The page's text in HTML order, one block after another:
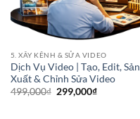
5. XÂY KÊNH & SỬA VIDEO
Dịch Vụ Video | Tạo, Edit, Sản
Xuất & Chỉnh Sửa Video
499,000₫ Giá
299,000₫Giá